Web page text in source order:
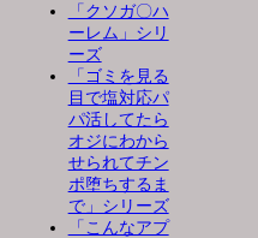
「クソガ〇ハ
ーレム」シリ
ーズ
「ゴミを見る
目で塩対応パ
パ活してたら
オジにわから
せられてチン
ポ堕ちするま
で」シリーズ
「こんなアプ